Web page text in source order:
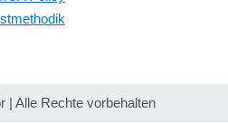
| Alle Rechte vorbehalten